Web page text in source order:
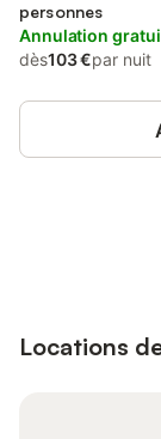
personnes
Annulation
dès103 €par nuit
Locations